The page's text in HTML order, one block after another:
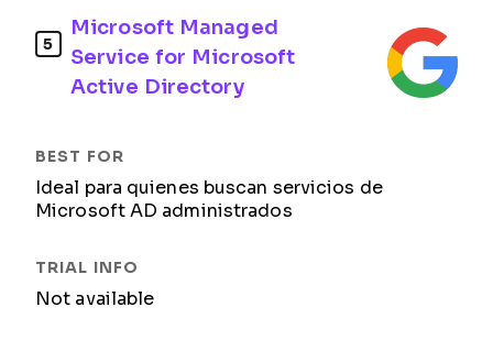
5
Microsoft Managed
Service for Microsoft
Active Directory
Ideal para quienes buscan servicios de
Microsoft AD administrados
Not available